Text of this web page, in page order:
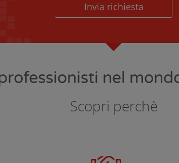
Invia richiesta
nel
Scopri perchè